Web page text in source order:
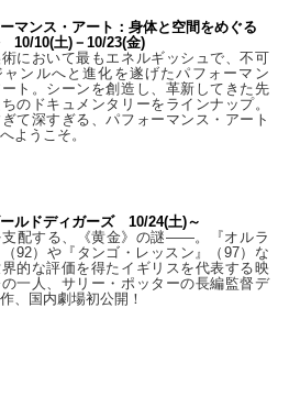
マンス・アート：身体と空間をめぐる
10/10(土)－10/23(金)
において最もエネルギッシュで、不可
ャンルへと進化を遂げたパフォーマン
ート。シーンを創造し、革新してきた先
のドキュメンタリーをラインナップ。
て深すぎる、パフォーマンス・アート
ようこそ。
ルドディガーズ 10/24(土)～
支配する、《黄金》の謎――。『オルラ
92）や『タンゴ・レッスン』（97）な
界的な評価を得たイギリスを代表する映
一人、サリー・ポッターの長編監督デ
、国内劇場初公開！